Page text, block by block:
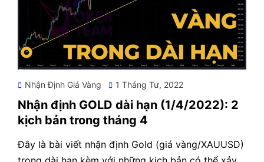
Nhận Định Giá Vàng
Posted
1 Tháng Tư, 2022
Nhận định GOLD dài hạn (1/4/2022): 2
kịch bản trong tháng 4
Đây là bài viết nhận định Gold (giá vàng/XAUUSD)